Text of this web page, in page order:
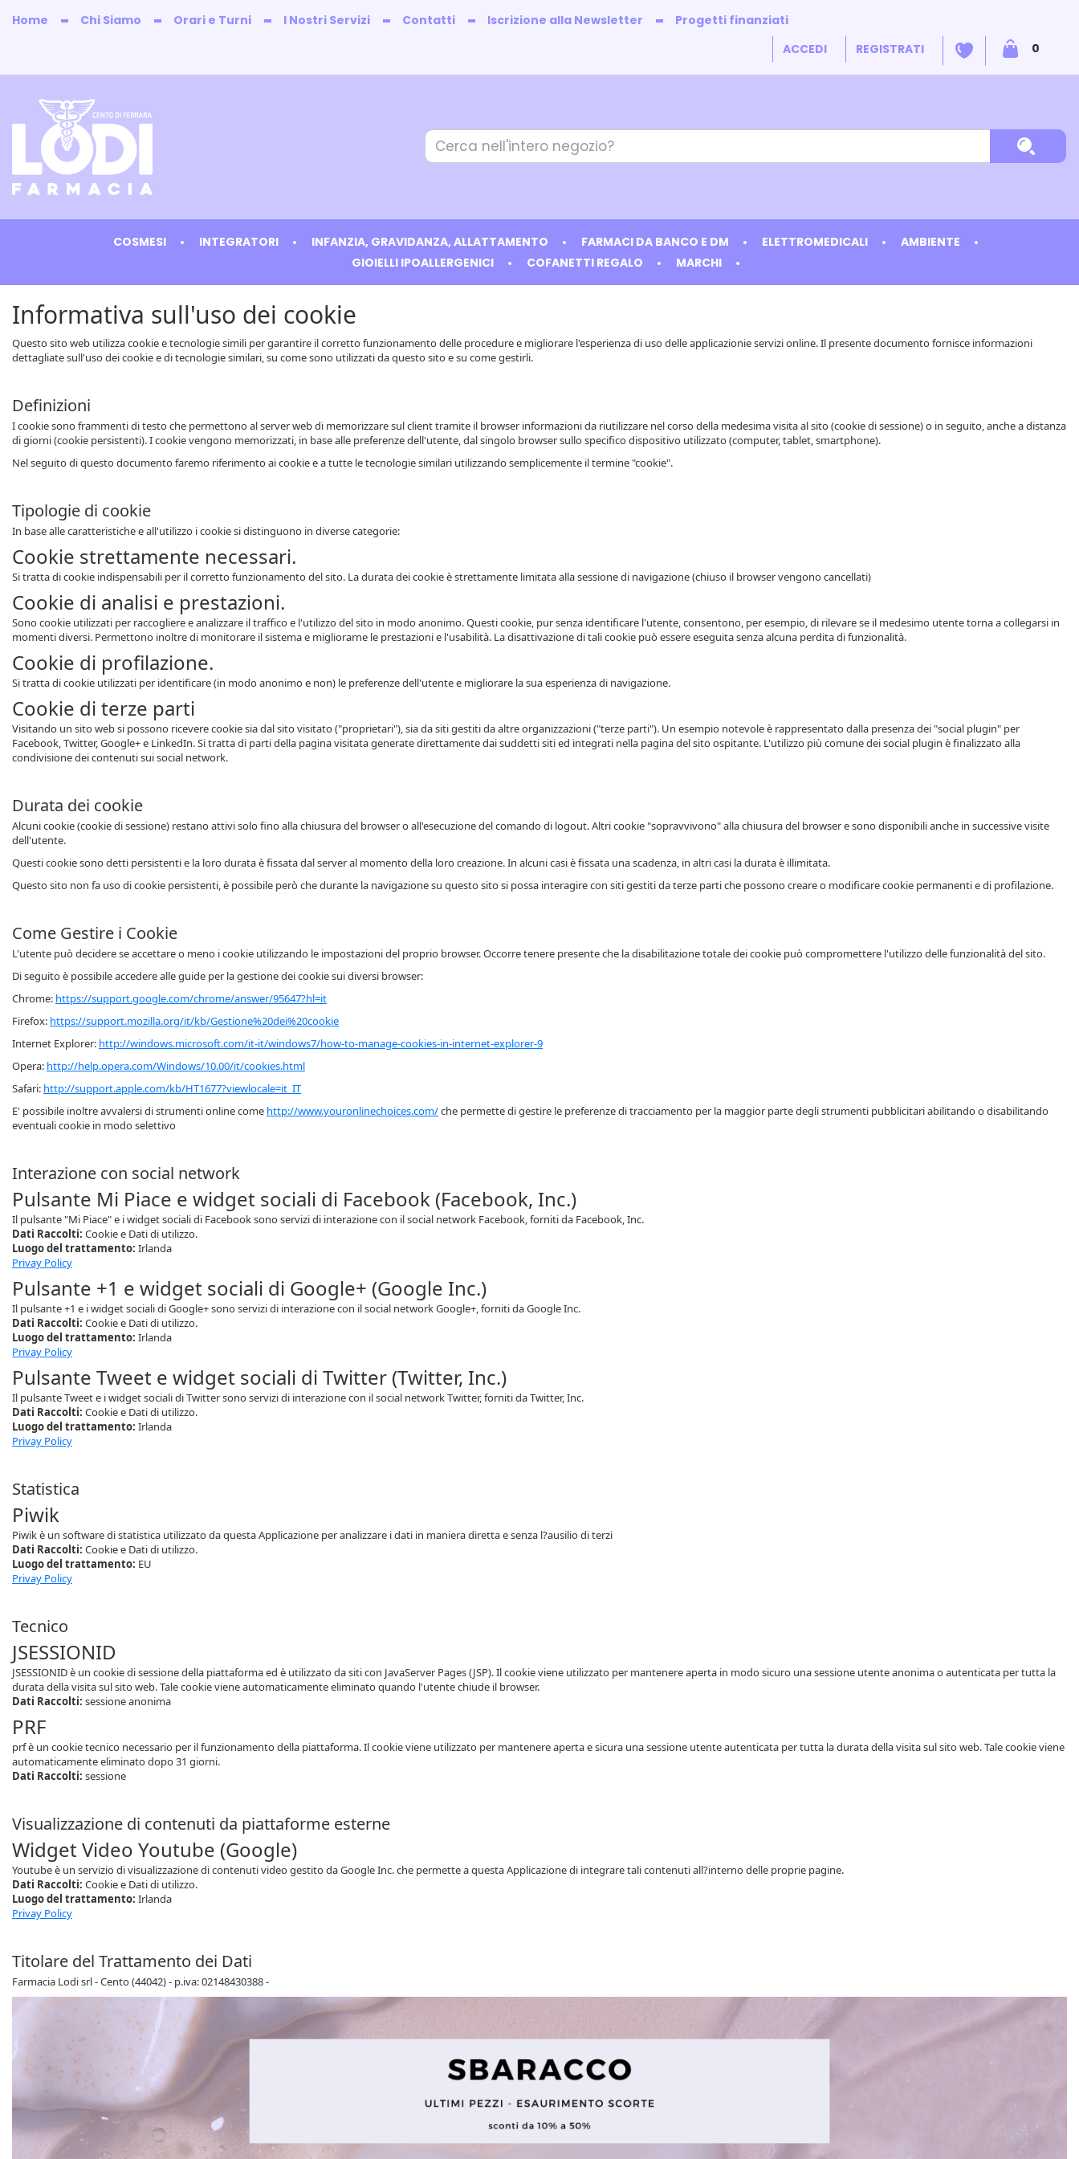
Home Chi Siamo Orari e Turni I Nostri Servizi Contatti Iscrizione alla Newsletter
Progetti finanziati
ACCEDI
REGISTRATI 0
Farmacia
Lodi
Cerca
Prodotto
COSMESI INTEGRATORI INFANZIA, GRAVIDANZA, ALLATTAMENTO FARMACI DA BANCO E DM ELETTROMEDICALI
AMBIENTE
GIOIELLI IPOALLERGENICI
COFANETTI REGALO MARCHI
Informativa sull'uso dei cookie
Questo sito web utilizza cookie e tecnologie simili per garantire il corretto funzionamento delle procedure e migliorare l'esperienza di uso delle applicazionie servizi online. Il presente documento fornisce informazioni
dettagliate sull'uso dei cookie e di tecnologie similari, su come sono utilizzati da questo sito e su come gestirli.
Definizioni
I cookie sono frammenti di testo che permettono al server web di memorizzare sul client tramite il browser informazioni da riutilizzare nel corso della medesima visita al sito (cookie di sessione) o in seguito, anche a distanza
di giorni (cookie persistenti). I cookie vengono memorizzati, in base alle preferenze dell'utente, dal singolo browser sullo specifico dispositivo utilizzato (computer, tablet, smartphone).
Nel seguito di questo documento faremo riferimento ai cookie e a tutte le tecnologie similari utilizzando semplicemente il termine "cookie".
Tipologie di cookie
In base alle caratteristiche e all'utilizzo i cookie si distinguono in diverse categorie:
Cookie strettamente necessari.
Si tratta di cookie indispensabili per il corretto funzionamento del sito. La durata dei cookie è strettamente limitata alla sessione di navigazione (chiuso il browser vengono cancellati)
Cookie di analisi e prestazioni.
Sono cookie utilizzati per raccogliere e analizzare il traffico e l'utilizzo del sito in modo anonimo. Questi cookie, pur senza identificare l'utente, consentono, per esempio, di rilevare se il medesimo utente torna a collegarsi in
momenti diversi. Permettono inoltre di monitorare il sistema e migliorarne le prestazioni e l'usabilità. La disattivazione di tali cookie può essere eseguita senza alcuna perdita di funzionalità.
Cookie di profilazione.
Si tratta di cookie utilizzati per identificare (in modo anonimo e non) le preferenze dell'utente e migliorare la sua esperienza di navigazione.
Cookie di terze parti
Visitando un sito web si possono ricevere cookie sia dal sito visitato ("proprietari"), sia da siti gestiti da altre organizzazioni ("terze parti"). Un esempio notevole è rappresentato dalla presenza dei "social plugin" per
Facebook, Twitter, Google+ e LinkedIn. Si tratta di parti della pagina visitata generate direttamente dai suddetti siti ed integrati nella pagina del sito ospitante. L'utilizzo più comune dei social plugin è finalizzato alla
condivisione dei contenuti sui social network.
Durata dei cookie
Alcuni cookie (cookie di sessione) restano attivi solo fino alla chiusura del browser o all'esecuzione del comando di logout. Altri cookie "sopravvivono" alla chiusura del browser e sono disponibili anche in successive visite
dell'utente.
Questi cookie sono detti persistenti e la loro durata è fissata dal server al momento della loro creazione. In alcuni casi è fissata una scadenza, in altri casi la durata è illimitata.
Questo sito non fa uso di cookie persistenti, è possibile però che durante la navigazione su questo sito si possa interagire con siti gestiti da terze parti che possono creare o modificare cookie permanenti e di profilazione.
Come Gestire i Cookie
L'utente può decidere se accettare o meno i cookie utilizzando le impostazioni del proprio browser. Occorre tenere presente che la disabilitazione totale dei cookie può compromettere l'utilizzo delle funzionalità del sito.
Di seguito è possibile accedere alle guide per la gestione dei cookie sui diversi browser:
Chrome: https://support.google.com/chrome/answer/95647?hl=it
Firefox: https://support.mozilla.org/it/kb/Gestione%20dei%20cookie
Internet Explorer: http://windows.microsoft.com/it-it/windows7/how-to-manage-cookies-in-internet-explorer-9
Opera: http://help.opera.com/Windows/10.00/it/cookies.html
Safari: http://support.apple.com/kb/HT1677?viewlocale=it_IT
E' possibile inoltre avvalersi di strumenti online come http://www.youronlinechoices.com/che permette di gestire le preferenze di tracciamento per la maggior parte degli strumenti pubblicitari abilitando o disabilitando
eventuali cookie in modo selettivo
Interazione con social network
Pulsante Mi Piace e widget sociali di Facebook (Facebook, Inc.)
Il pulsante "Mi Piace" e i widget sociali di Facebook sono servizi di interazione con il social network Facebook, forniti da Facebook, Inc.
Dati Raccolti: Cookie e Dati di utilizzo.
Luogo del trattamento: Irlanda
Privay Policy
Pulsante +1 e widget sociali di Google+ (Google Inc.)
Il pulsante +1 e i widget sociali di Google+ sono servizi di interazione con il social network Google+, forniti da Google Inc.
Dati Raccolti: Cookie e Dati di utilizzo.
Luogo del trattamento: Irlanda
Privay Policy
Pulsante Tweet e widget sociali di Twitter (Twitter, Inc.)
Il pulsante Tweet e i widget sociali di Twitter sono servizi di interazione con il social network Twitter, forniti da Twitter, Inc.
Dati Raccolti: Cookie e Dati di utilizzo.
Luogo del trattamento: Irlanda
Privay Policy
Statistica
Piwik
Piwik è un software di statistica utilizzato da questa Applicazione per analizzare i dati in maniera diretta e senza l?ausilio di terzi
Dati Raccolti: Cookie e Dati di utilizzo.
Luogo del trattamento: EU
Privay Policy
Tecnico
JSESSIONID
JSESSIONID è un cookie di sessione della piattaforma ed è utilizzato da siti con JavaServer Pages (JSP). Il cookie viene utilizzato per mantenere aperta in modo sicuro una sessione utente anonima o autenticata per tutta la
durata della visita sul sito web. Tale cookie viene automaticamente eliminato quando l'utente chiude il browser.
Dati Raccolti: sessione anonima
PRF
prf è un cookie tecnico necessario per il funzionamento della piattaforma. Il cookie viene utilizzato per mantenere aperta e sicura una sessione utente autenticata per tutta la durata della visita sul sito web. Tale cookie viene
automaticamente eliminato dopo 31 giorni.
Dati Raccolti: sessione
Visualizzazione di contenuti da piattaforme esterne
Widget Video Youtube (Google)
Youtube è un servizio di visualizzazione di contenuti video gestito da Google Inc. che permette a questa Applicazione di integrare tali contenuti all?interno delle proprie pagine.
Dati Raccolti: Cookie e Dati di utilizzo.
Luogo del trattamento: Irlanda
Privay Policy
Titolare del Trattamento dei Dati
Farmacia Lodi srl - Cento (44042) - p.iva: 02148430388 -